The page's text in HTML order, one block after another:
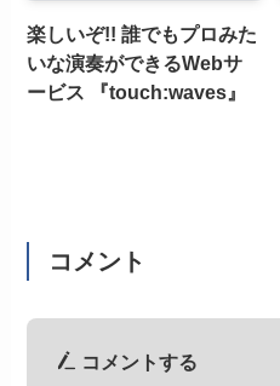
楽しいぞ!! 誰でもプロみた
いな演奏ができるWebサ
ービス 『touch:waves』
コメント
コメントする